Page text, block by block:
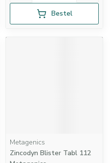
Bestel
Metagenics
Zincodyn Blister Tabl 112